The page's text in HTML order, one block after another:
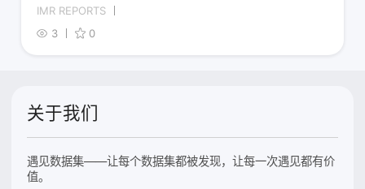
IMR REPORTS
3
0
关于我们
遇见数据集——让每个数据集都被发现，让每一次遇见都有价
值。